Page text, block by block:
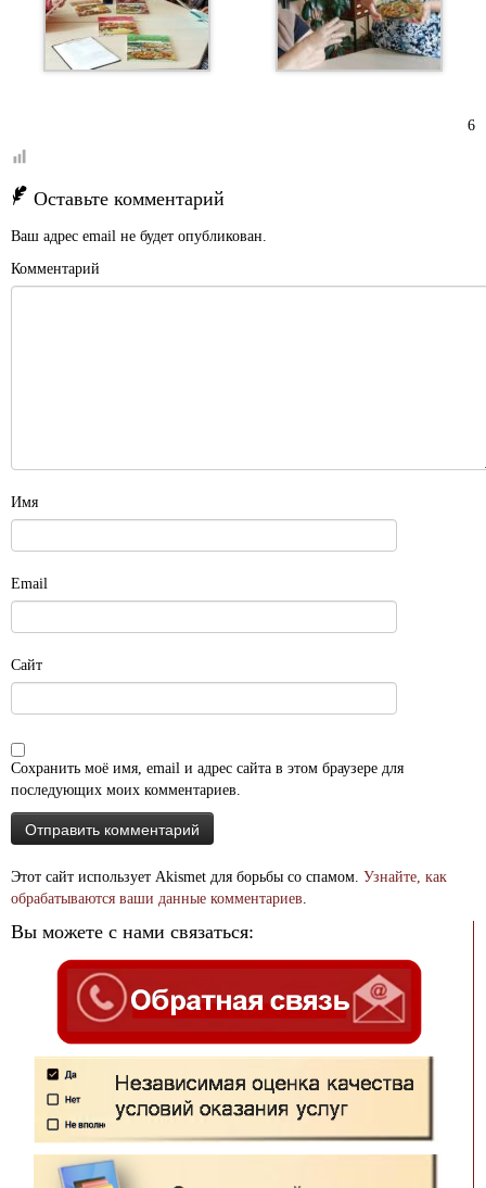
6
Оставьте комментарий
Ваш адрес email не будет опубликован.
Комментарий
Имя
Email
Сайт
Сохранить моё имя, email и адрес сайта в этом браузере для
последующих моих комментариев.
Этот сайт использует Akismet для борьбы со спамом. Узнайте, как
обрабатываются ваши данные комментариев.
Вы можете с нами связаться: